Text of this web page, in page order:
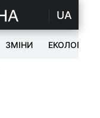
UA
ЗМІНИ ЕКОЛОГІЯ